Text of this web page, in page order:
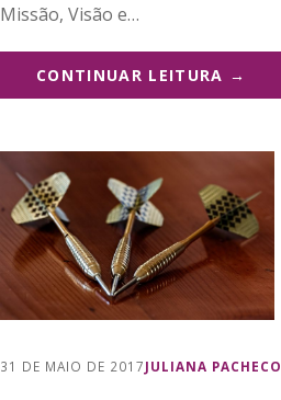
Missão, Visão e…
CONTINUAR LEITURA →
31 DE MAIO DE 2017JULIANA PACHECO